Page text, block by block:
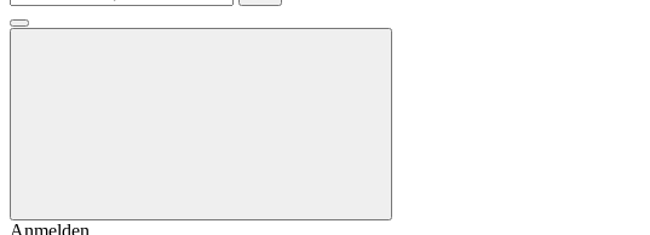
Anmelden